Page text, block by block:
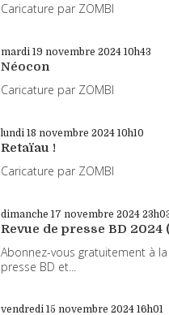
Caricature par ZOMBI
mardi 19 novembre 2024 10h43
Néocon
Caricature par ZOMBI
lundi 18 novembre 2024 10h10
Retaïau !
Caricature par ZOMBI
dimanche 17 novembre 2024
Revue de presse BD 2024
Abonnez-vous gratuitement à
presse BD et...
vendredi 15 novembre 2024 16h01